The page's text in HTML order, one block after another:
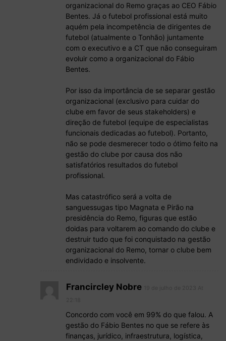
organizacional do Remo graças ao CEO Fábio
Bentes. Já o futebol profissional está muito
aquém pela incompetência de dirigentes de
futebol (atualmente o Tonhão) juntamente
com o executivo e a CT que não conseguiram
evoluir como a organizacional do Fábio
Bentes.
Por isso da importância de se separar gestão
organizacional (exclusivo para cuidar do
clube em favor de seus stakeholders) e
direção de futebol (equipe de especialistas
funcionais dedicadas ao futebol). Portanto,
não se pode desmerecer todo o ótimo feito na
gestão do clube por causa dos não
satisfatórios resultados do futebol
profissional.
Mas catastrófico será a volta de
sanguessugas tipo Magnata e Pirão na
presidência do Remo, figuras que estão
doidas para voltarem ao comando do clube e
destruir tudo que foi conquistado na gestão
organizacional do Remo, tornar o clube bem
endividado e insolvente.
Francircley Nobre
Concordo com você em 99% do que falou. A
gestão do Fábio Bentes no que se refere às
finanças, jurídico, infraestrutura, logística,